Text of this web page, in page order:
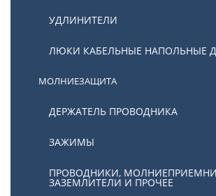
УДЛИНИТЕЛИ
ЛЮКИ КАБЕЛЬНЫЕ НАПОЛЬНЫЕ
МОЛНИЕЗАЩИТА
ДЕРЖАТЕЛЬ ПРОВОДНИКА
ЗАЖИМЫ
ПРОВОДНИКИ,
ЗАЗЕМЛИТЕЛИ И ПРОЧЕЕ